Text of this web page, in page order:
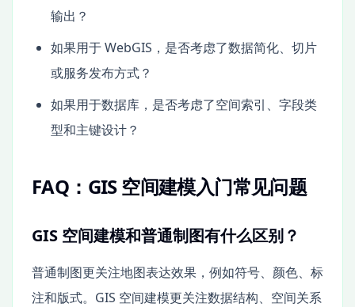
输出？
如果用于 WebGIS，是否考虑了数据简化、切片
或服务发布方式？
如果用于数据库，是否考虑了空间索引、字段类
型和主键设计？
FAQ：GIS 空间建模入门常见问题
GIS 空间建模和普通制图有什么区别？
普通制图更关注地图表达效果，例如符号、颜色、标
注和版式。GIS 空间建模更关注数据结构、空间关系